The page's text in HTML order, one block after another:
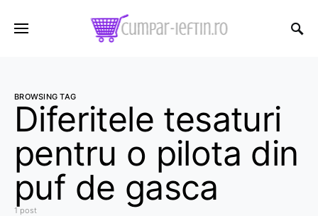
BROWSING TAG
Diferitele tesaturi
pentru o pilota din
puf de gasca
1 post